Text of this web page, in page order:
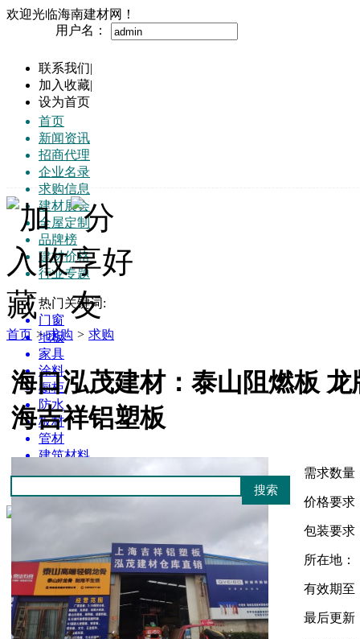
欢迎光临海南建材网！
用户名：
联系我们|
加入收藏|
设为首页
首页
新闻资讯
招商代理
企业名录
求购信息
建材展会
全屋定制
品牌榜
建材价格
行业专题
热门关键词:
门窗
地板
家具
涂料
橱柜
防水
板材
管材
建筑材料
首页 > 求购 > 求购
海口泓茂建材：泰山阻燃板
海吉祥铝塑板
需求数量
价格要求
包装要求
所在地：
有效期至
最后更新